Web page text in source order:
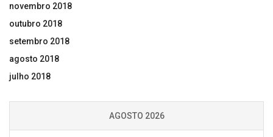
novembro 2018
outubro 2018
setembro 2018
agosto 2018
julho 2018
AGOSTO 2026